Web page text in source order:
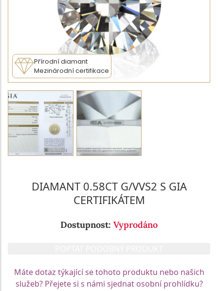
Přírodní diamant
Mezinárodní certifikace
DIAMANT 0.58CT G/VVS2 S GIA
CERTIFIKÁTEM
Dostupnost: Vyprodáno
Máte dotaz týkající se tohoto produktu nebo našich
služeb? Přejete si s námi sjednat osobní prohlídku?